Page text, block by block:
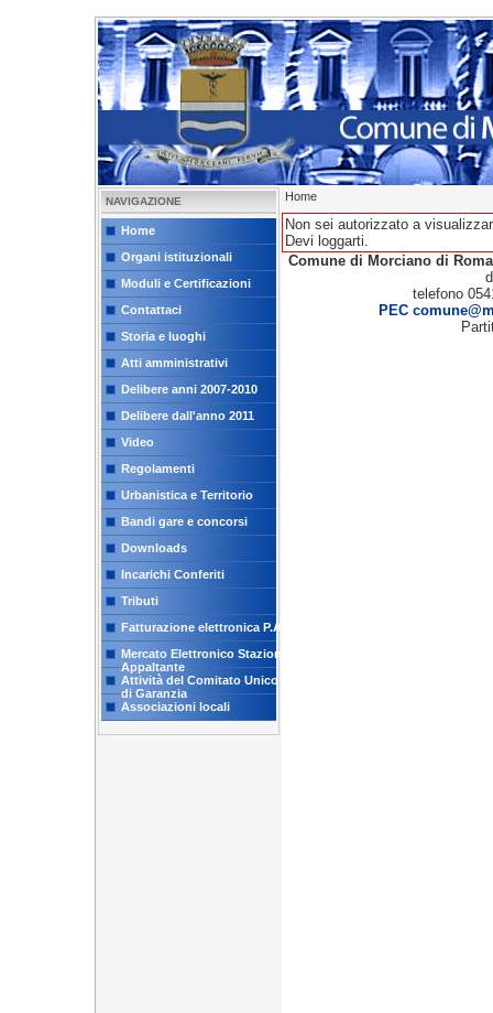
NAVIGAZIONE
Home
Organi istituzionali
Moduli e Certificazioni
Contattaci
Storia e luoghi
Atti amministrativi
Delibere anni 2007-2010
Delibere dall'anno 2011
Video
Regolamenti
Urbanistica e Territorio
Bandi gare e concorsi
Downloads
Incarichi Conferiti
Tributi
Fatturazione elettronica P.A.
Mercato Elettronico Stazione
Appaltante
Attività del Comitato Unico
di Garanzia
Associazioni locali
Home
Non sei autorizzato a
Devi loggarti.
Comune di Morciano di
telefono
PEC